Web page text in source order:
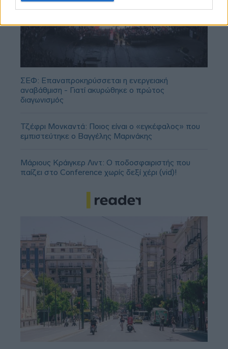
ΣΕΦ: Επαναπροκηρύσσεται η ενεργειακή
αναβάθμιση - Γιατί ακυρώθηκε ο πρώτος
διαγωνισμός
Τζέφρι Μονκαντά: Ποιος είναι ο «εγκέφαλος» που
εμπιστεύτηκε ο Βαγγέλης Μαρινάκης
Μάριους Κράιγκερ Λιντ: Ο ποδοσφαιριστής που
παίζει στο Conference χωρίς δεξί χέρι (vid)!